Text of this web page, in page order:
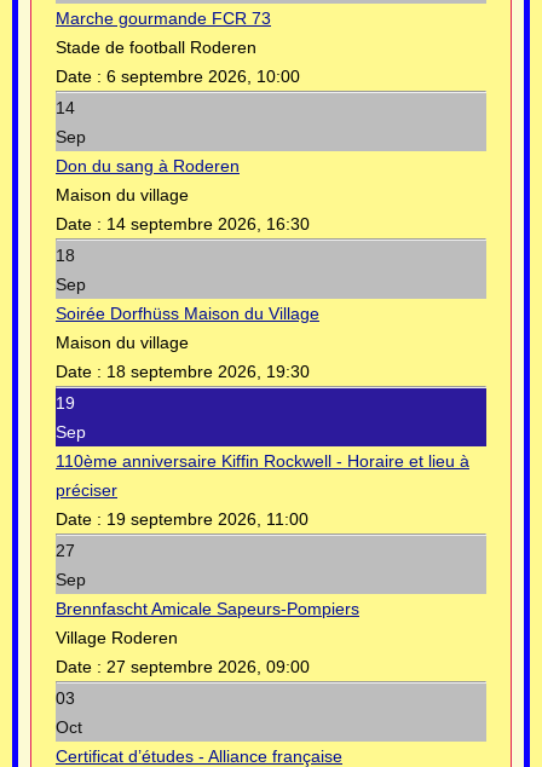
Marche gourmande FCR 73
Stade de football Roderen
Date : 6 septembre 2026, 10:00
14
Sep
Don du sang à Roderen
Maison du village
Date : 14 septembre 2026, 16:30
18
Sep
Soirée Dorfhüss Maison du Village
Maison du village
Date : 18 septembre 2026, 19:30
19
Sep
110ème anniversaire Kiffin Rockwell - Horaire et lieu à
préciser
Date : 19 septembre 2026, 11:00
27
Sep
Brennfascht Amicale Sapeurs-Pompiers
Village Roderen
Date : 27 septembre 2026, 09:00
03
Oct
Certificat d’études - Alliance française